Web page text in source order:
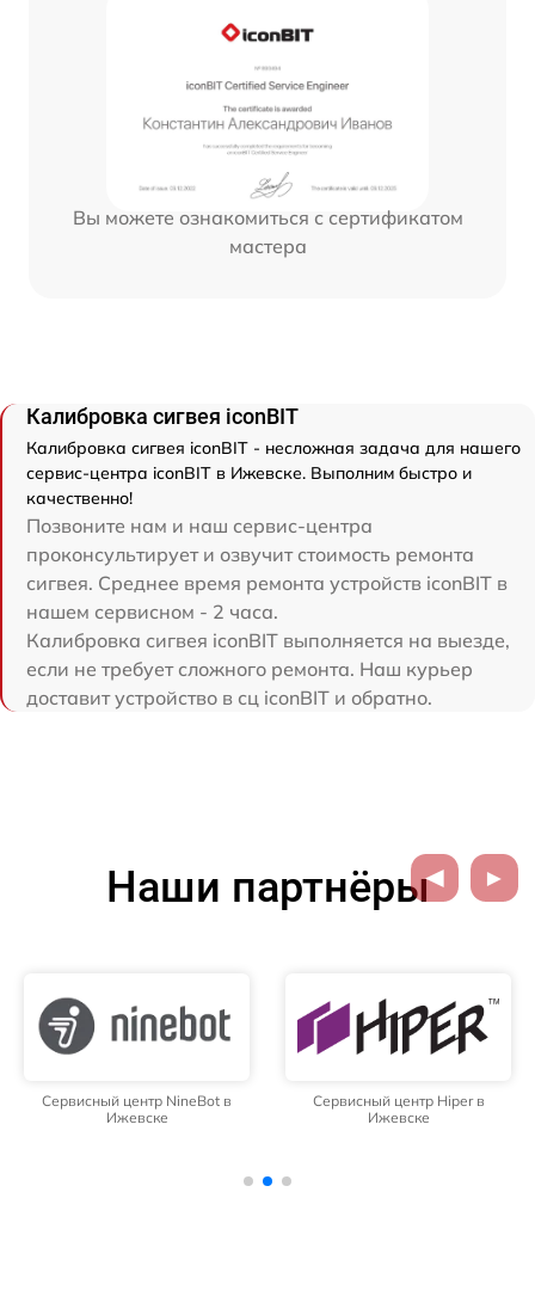
Вы можете ознакомиться с сертификатом
мастера
Калибровка сигвея iconBIT
Калибровка сигвея iconBIT - несложная задача для нашего
сервис-центра iconBIT в Ижевске. Выполним быстро и
качественно!
Позвоните нам и наш сервис-центра
проконсультирует и озвучит стоимость ремонта
сигвея. Среднее время ремонта устройств iconBIT в
нашем сервисном - 2 часа.
Калибровка сигвея iconBIT выполняется на выезде,
если не требует сложного ремонта. Наш курьер
доставит устройство в сц iconBIT и обратно.
Наши партнёры
Сервисный центр NineBot в
Ижевске
Сервисный центр Hiper в
Ижевске